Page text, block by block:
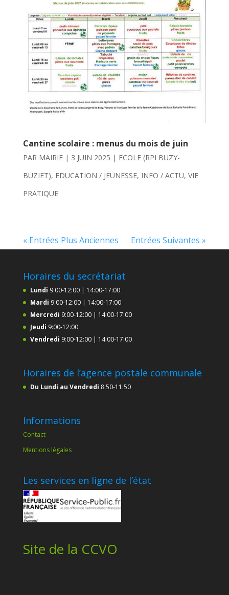
Cantine scolaire : menus du mois de juin
PAR MAIRIE| 3 JUIN 2025 | ECOLE (RPI BUZY-
BUZIET), EDUCATION / JEUNESSE, INFO / ACTU, VIE
PRATIQUE
« Entrées Plus Anciennes Entrées Suivantes »
Horaires du secrétariat
Lundi 9:00-12:00 | 14:00-17:00
Mardi 9:00-12:00 | 14:00-17:00
Mercredi 9:00-12:00 | 14:00-17:00
Jeudi 9:00-12:00
Vendredi 9:00-12:00 | 14:00-17:00
Horaires de l’agence postale communale
Du Lundi au Vendredi 8:50-11:50
Informations
Contact
Mentions légales
Les services en ligne de l’état
Site de la CCVO